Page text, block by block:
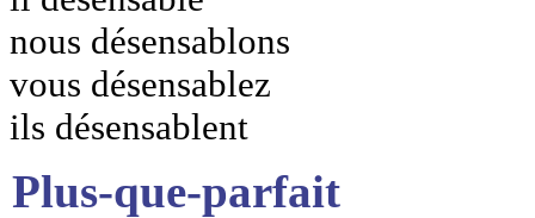
nous désensablons
vous désensablez
ils désensablent
Plus-que-parfait